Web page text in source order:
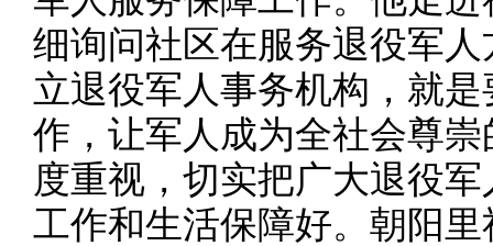
细询问社区在服务退役军
立退役军人事务机构，就
作，让军人成为全社会尊
度重视，切实把广大退役
工作和生活保障好。朝阳